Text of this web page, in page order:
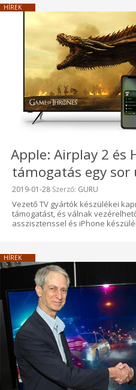
HÍREK
Apple: Airplay 2 és
támogatás egy sor
Beküldve:
2019-01-28 Szerző: GURU
Vezető TV gyártók készülékei
támogatást, és válnak
asszisztenssel és iPhone
HÍREK